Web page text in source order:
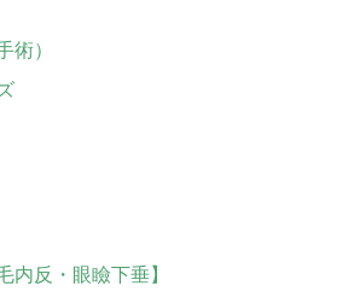
術）
内反・眼瞼下垂】